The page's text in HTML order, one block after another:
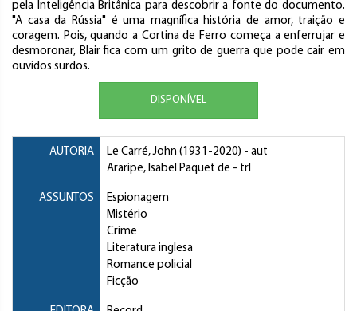
pela Inteligência Britânica para descobrir a fonte do documento.
"A casa da Rússia" é uma magnífica história de amor, traição e
coragem. Pois, quando a Cortina de Ferro começa a enferrujar e
desmoronar, Blair fica com um grito de guerra que pode cair em
ouvidos surdos.
DISPONÍVEL
AUTORIA Le Carré, John (1931-2020) - aut
Araripe, Isabel Paquet de - trl
ASSUNTOS
Espionagem
Mistério
Crime
Literatura inglesa
Romance policial
Ficção